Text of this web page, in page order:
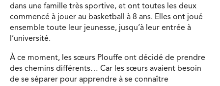
dans une famille très sportive, et ont toutes les deux
commencé à jouer au basketball à 8 ans. Elles ont joué
ensemble toute leur jeunesse, jusqu’à leur entrée à
l’université.
À ce moment, les sœurs Plouffe ont décidé de prendre
des chemins différents… Car les sœurs avaient besoin
de se séparer pour apprendre à se connaître